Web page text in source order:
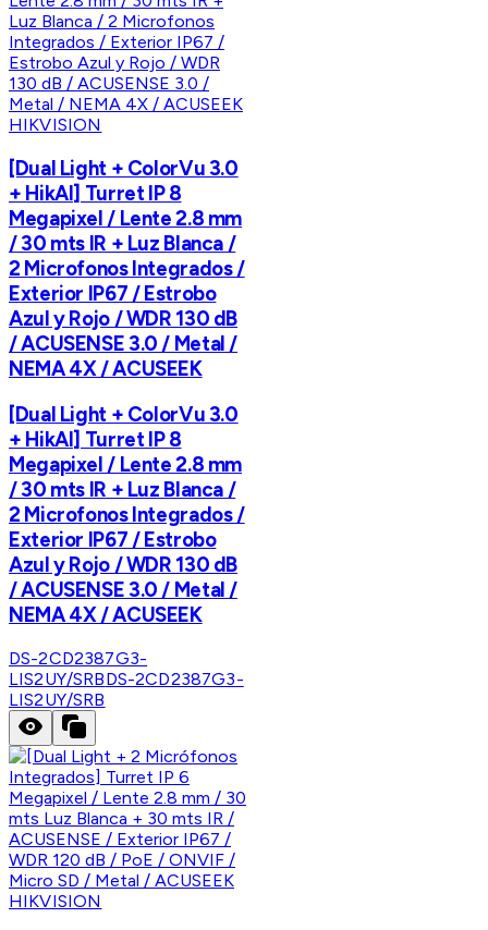
HIKVISION
[Dual Light + ColorVu 3.0
+ HikAI] Turret IP 8
Megapixel / Lente 2.8 mm
/ 30 mts IR + Luz Blanca /
2 Microfonos Integrados /
Exterior IP67 / Estrobo
Azul y Rojo / WDR 130 dB
/ ACUSENSE 3.0 / Metal /
NEMA 4X / ACUSEEK
[Dual Light + ColorVu 3.0
+ HikAI] Turret IP 8
Megapixel / Lente 2.8 mm
/ 30 mts IR + Luz Blanca /
2 Microfonos Integrados /
Exterior IP67 / Estrobo
Azul y Rojo / WDR 130 dB
/ ACUSENSE 3.0 / Metal /
NEMA 4X / ACUSEEK
DS-2CD2387G3-
LIS2UY/SRBDS-2CD2387G3-
LIS2UY/SRB
HIKVISION